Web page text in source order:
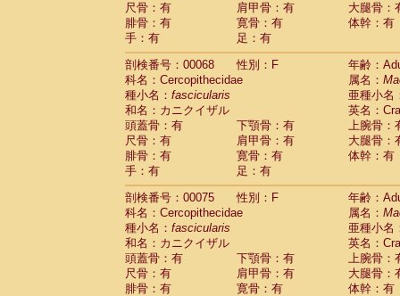
尺骨：有
肩甲骨：有
大腿骨：
腓骨：有
寛骨：有
体幹：有
手：有
足：有
剖検番号：00068
性別：F
年齢：
科名：Cercopithecidae
属名：
種小名： fascicularis
亜種小名
和名：カニクイザル
英名：
頭蓋骨：有
下顎骨：有
上腕骨：
尺骨：有
肩甲骨：有
大腿骨：
腓骨：有
寛骨：有
体幹：有
手：有
足：有
剖検番号：00075
性別：F
年齢：
科名：Cercopithecidae
属名：
種小名： fascicularis
亜種小名
和名：カニクイザル
英名：
頭蓋骨：有
下顎骨：有
上腕骨：
尺骨：有
肩甲骨：有
大腿骨：
腓骨：有
寛骨：有
体幹：有